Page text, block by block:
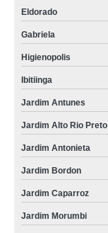
Eldorado
Gabriela
Higienopolis
Ibitiinga
Jardim Antunes
Jardim Alto Rio Preto
Jardim Antonieta
Jardim Bordon
Jardim Caparroz
Jardim Morumbi